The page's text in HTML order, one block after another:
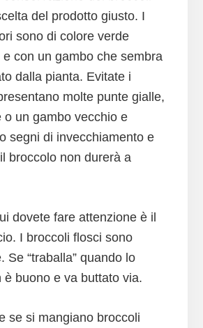
del prodotto giusto. I
sono di colore verde
e con un gambo che sembra
dalla pianta. Evitate i
molte punte gialle,
o un gambo vecchio e
segni di invecchiamento e
broccolo non durerà a
dovete fare attenzione è il
I broccoli flosci sono
Se “traballa” quando lo
è buono e va buttato via.
se si mangiano broccoli